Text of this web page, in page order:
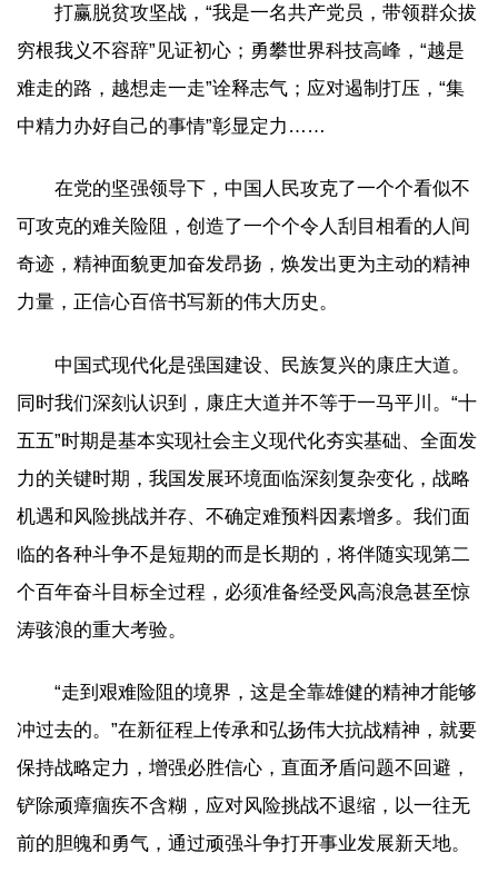
打赢脱贫攻坚战，“我是一名共产党员，带领群众拔
穷根我义不容辞”见证初心；勇攀世界科技高峰，“越是
难走的路，越想走一走”诠释志气；应对遏制打压，“集
中精力办好自己的事情”彰显定力……
在党的坚强领导下，中国人民攻克了一个个看似不
可攻克的难关险阻，创造了一个个令人刮目相看的人间
奇迹，精神面貌更加奋发昂扬，焕发出更为主动的精神
力量，正信心百倍书写新的伟大历史。
中国式现代化是强国建设、民族复兴的康庄大道。
同时我们深刻认识到，康庄大道并不等于一马平川。“十
五五”时期是基本实现社会主义现代化夯实基础、全面发
力的关键时期，我国发展环境面临深刻复杂变化，战略
机遇和风险挑战并存、不确定难预料因素增多。我们面
临的各种斗争不是短期的而是长期的，将伴随实现第二
个百年奋斗目标全过程，必须准备经受风高浪急甚至惊
涛骇浪的重大考验。
“走到艰难险阻的境界，这是全靠雄健的精神才能够
冲过去的。”在新征程上传承和弘扬伟大抗战精神，就要
保持战略定力，增强必胜信心，直面矛盾问题不回避，
铲除顽瘴痼疾不含糊，应对风险挑战不退缩，以一往无
前的胆魄和勇气，通过顽强斗争打开事业发展新天地。